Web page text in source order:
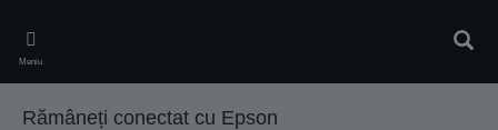
main
content
Meniu
Rămâneți conectat cu Epson